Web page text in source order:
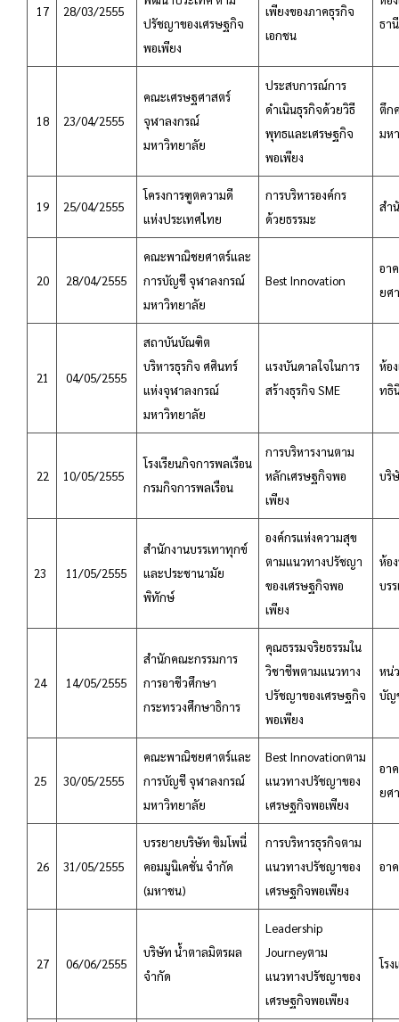
17 28/03/2555
ปรัชญาของเศรษฐกิจ
พอเพียง
เพียงของภาคธุรกิจ
เอกชน
ธานี
18 23/04/2555
คณะเศรษฐศาสตร์
จุฬาลงกรณ์
มหาวิทยาลัย
ประสบการณ์การ
ดำเนินธุรกิจด้วยวิธี
พุทธและเศรษฐกิจ
พอเพียง
ตึก
มห
19 25/04/2555
โครงการฑูตความดี
แห่งประเทศไทย
การบริหารองค์กร
ด้วยธรรมะ
สำ
20 28/04/2555
คณะพาณิชยศาตร์และ
การบัญชี จุฬาลงกรณ์
มหาวิทยาลัย
Best Innovation
อา
ยศ
21 04/05/2555
สถาบันบัณฑิต
บริหารธุรกิจ ศศินทร์
แห่งจุฬาลงกรณ์
มหาวิทยาลัย
แรงบันดาลใจในการ
สร้างธุรกิจ SME
ห้อ
ทธิ
22 10/05/2555
โรงเรียนกิจการพลเรือน
กรมกิจการพลเรือน
การบริหารงานตาม
หลักเศรษฐกิจพอ
เพียง
บริ
23 11/05/2555
สำนักงานบรรเทาทุกข์
และประชานามัย
พิทักษ์
องค์กรแห่งความสุข
ตามแนวทางปรัชญา
ของเศรษฐกิจพอ
เพียง
ห้อ
บร
24 14/05/2555
สำนักคณะกรรมการ
การอาชีวศึกษา
กระทรวงศึกษาธิการ
คุณธรรมจริยธรรมใน
วิชาชีพตามแนวทาง
ปรัชญาของเศรษฐกิจ
พอเพียง
หน่
บัญ
25 30/05/2555
คณะพาณิชยศาตร์และ
การบัญชี จุฬาลงกรณ์
มหาวิทยาลัย
Best Innovationตาม
แนวทางปรัชญาของ
เศรษฐกิจพอเพียง
อา
ยศ
26 31/05/2555
บรรยายบริษัท ซิมโพนี่
คอมมูนิเคชั่น จำกัด
(มหาชน)
การบริหารธุรกิจตาม
แนวทางปรัชญาของ
เศรษฐกิจพอเพียง
อา
27 06/06/2555
บริษัท น้ำตาลมิตรผล
จำกัด
Leadership
Journeyตาม
แนวทางปรัชญาของ
เศรษฐกิจพอเพียง
โร